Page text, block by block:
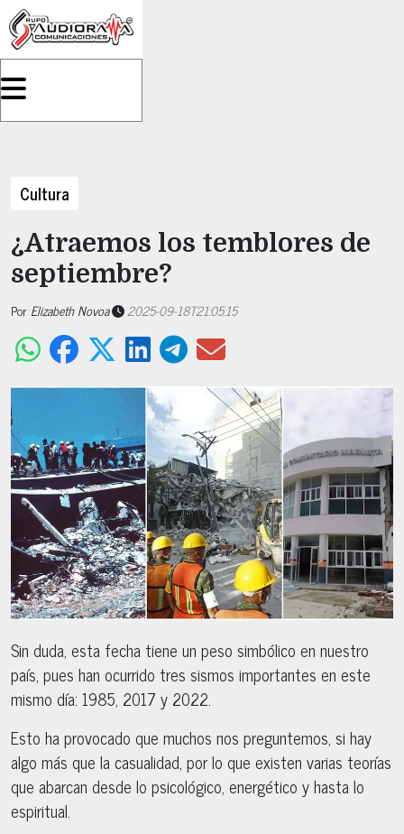
Cultura
¿Atraemos los temblores de
septiembre?
Por Elizabeth Novoa 2025-09-18T21:05:15
Sin duda, esta fecha tiene un peso simbólico en nuestro
país, pues han ocurrido tres sismos importantes en este
mismo día: 1985, 2017 y 2022.
Esto ha provocado que muchos nos preguntemos, si hay
algo más que la casualidad, por lo que existen varias teorías
que abarcan desde lo psicológico, energético y hasta lo
espiritual.